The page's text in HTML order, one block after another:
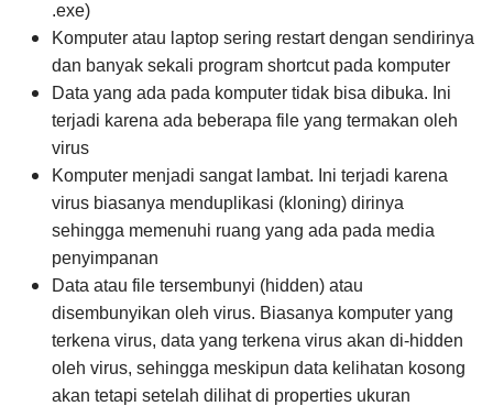
.exe)
Komputer atau laptop sering restart dengan sendirinya
dan banyak sekali program shortcut pada komputer
Data yang ada pada komputer tidak bisa dibuka. Ini
terjadi karena ada beberapa file yang termakan oleh
virus
Komputer menjadi sangat lambat. Ini terjadi karena
virus biasanya menduplikasi (kloning) dirinya
sehingga memenuhi ruang yang ada pada media
penyimpanan
Data atau file tersembunyi (hidden) atau
disembunyikan oleh virus. Biasanya komputer yang
terkena virus, data yang terkena virus akan di-hidden
oleh virus, sehingga meskipun data kelihatan kosong
akan tetapi setelah dilihat di properties ukuran